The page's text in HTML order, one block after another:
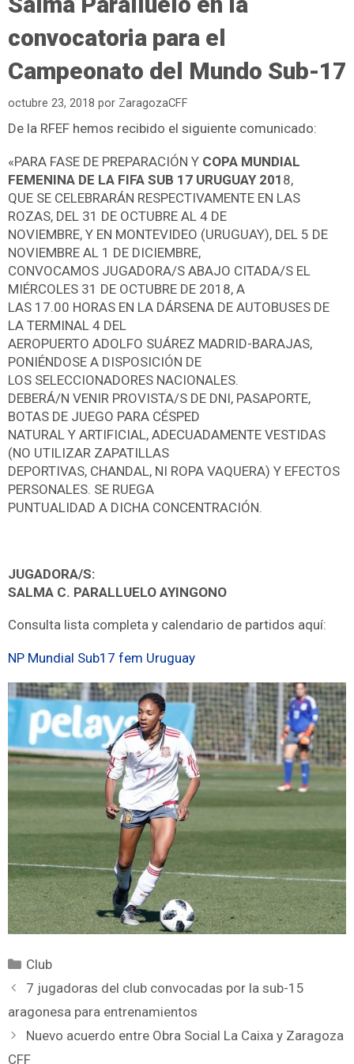
convocatoria para el
Campeonato del Mundo Sub-17
octubre 23, 2018 por ZaragozaCFF
De la RFEF hemos recibido el siguiente comunicado:
«PARA FASE DE PREPARACIÓN Y COPA MUNDIAL
FEMENINA DE LA FIFA SUB 17 URUGUAY 201 8,
QUE SE CELEBRARÁN RESPECTIVAMENTE EN LAS
ROZAS, DEL 31 DE OCTUBRE AL 4 DE
NOVIEMBRE, Y EN MONTEVIDEO (URUGUAY), DEL 5 DE
NOVIEMBRE AL 1 DE DICIEMBRE,
CONVOCAMOS JUGADORA/S ABAJO CITADA/S EL
MIÉRCOLES 31 DE OCTUBRE DE 2018, A
LAS 17.00 HORAS EN LA DÁRSENA DE AUTOBUSES DE
LA TERMINAL 4 DEL
AEROPUERTO ADOLFO SUÁREZ MADRID-BARAJAS,
PONIÉNDOSE A DISPOSICIÓN DE
LOS SELECCIONADORES NACIONALES.
DEBERÁ/N VENIR PROVISTA/S DE DNI, PASAPORTE,
BOTAS DE JUEGO PARA CÉSPED
NATURAL Y ARTIFICIAL, ADECUADAMENTE VESTIDAS
(NO UTILIZAR ZAPATILLAS
DEPORTIVAS, CHANDAL, NI ROPA VAQUERA) Y EFECTOS
PERSONALES. SE RUEGA
PUNTUALIDAD A DICHA CONCENTRACIÓN.
JUGADORA/S:
SALMA C. PARALLUELO AYINGONO
Consulta lista completa y calendario de partidos aquí:
NP Mundial Sub17 fem Uruguay
Club
7 jugadoras del club convocadas por la sub-15
aragonesa para entrenamientos
Nuevo acuerdo entre Obra Social La Caixa y Zaragoza
CFF